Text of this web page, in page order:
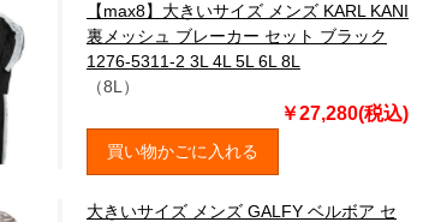
【max8】大きいサイズ メンズ KARL KANI
裏メッシュ ブレーカー セット ブラック
1276-5311-2 3L 4L 5L 6L 8L
（8L）
￥27,280(税込)
買い物かごに入れる
大きいサイズ メンズ GALFY ベルボア セ